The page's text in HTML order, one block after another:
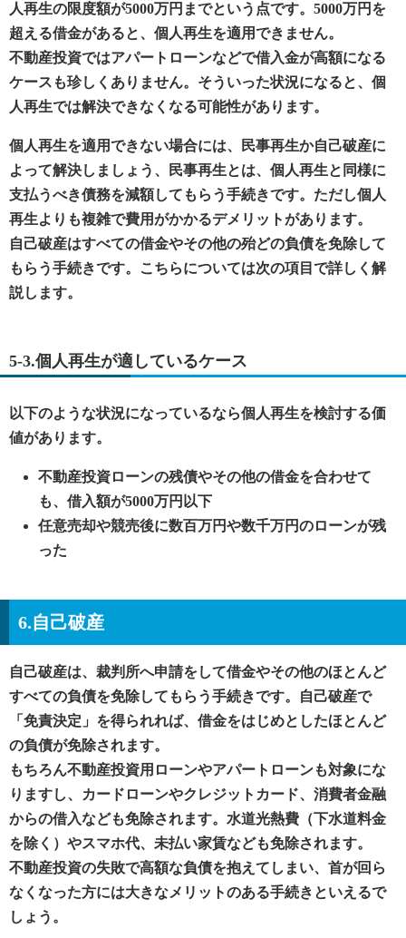
人再生の限度額が5000万円までという点です。5000万円を
超える借金があると、個人再生を適用できません。
不動産投資ではアパートローンなどで借入金が高額になる
ケースも珍しくありません。そういった状況になると、個
人再生では解決できなくなる可能性があります。
個人再生を適用できない場合には、民事再生か自己破産に
よって解決しましょう、民事再生とは、個人再生と同様に
支払うべき債務を減額してもらう手続きです。ただし個人
再生よりも複雑で費用がかかるデメリットがあります。
自己破産はすべての借金やその他の殆どの負債を免除して
もらう手続きです。こちらについては次の項目で詳しく解
説します。
5-3.個人再生が適しているケース
以下のような状況になっているなら個人再生を検討する価
値があります。
不動産投資ローンの残債やその他の借金を合わせて
も、借入額が5000万円以下
任意売却や競売後に数百万円や数千万円のローンが残
った
6.自己破産
自己破産は、裁判所へ申請をして借金やその他のほとんど
すべての負債を免除してもらう手続きです。自己破産で
「免責決定」を得られれば、借金をはじめとしたほとんど
の負債が免除されます。
もちろん不動産投資用ローンやアパートローンも対象にな
りますし、カードローンやクレジットカード、消費者金融
からの借入なども免除されます。水道光熱費（下水道料金
を除く）やスマホ代、未払い家賃なども免除されます。
不動産投資の失敗で高額な負債を抱えてしまい、首が回ら
なくなった方には大きなメリットのある手続きといえるで
しょう。